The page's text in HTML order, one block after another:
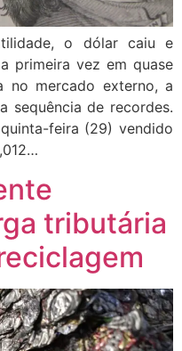
o dólar caiu e
primeira vez em quase
no mercado externo, a
sequência de recordes.
feira (29) vendido
tributária